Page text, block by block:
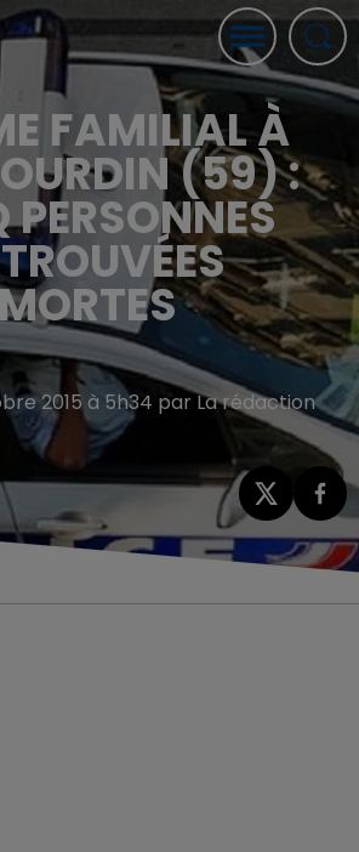
FAMILIAL À
(59) :
PERSONNES
2015 à 5h34 par La rédaction